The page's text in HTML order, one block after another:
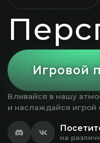
Игровой
Вливайся в нашу
и наслаждайся игрой
на